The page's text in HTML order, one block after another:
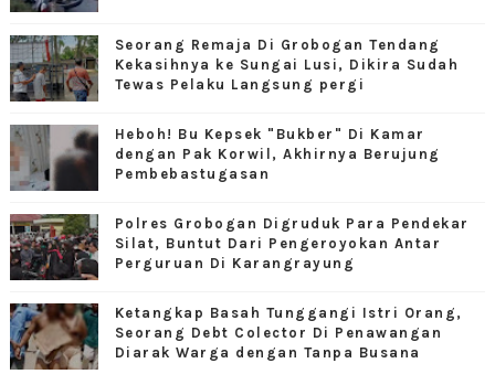
Seorang Remaja Di Grobogan Tendang
Kekasihnya ke Sungai Lusi, Dikira Sudah
Tewas Pelaku Langsung pergi
Heboh! Bu Kepsek "Bukber" Di Kamar
dengan Pak Korwil, Akhirnya Berujung
Pembebastugasan
Polres Grobogan Digruduk Para Pendekar
Silat, Buntut Dari Pengeroyokan Antar
Perguruan Di Karangrayung
Ketangkap Basah Tunggangi Istri Orang,
Seorang Debt Colector Di Penawangan
Diarak Warga dengan Tanpa Busana